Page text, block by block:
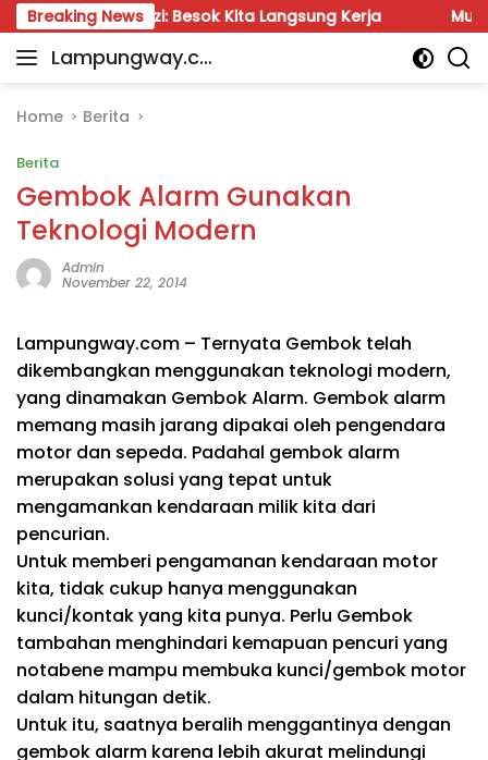
Skip
to
content
Breaking News
Fauzi: Besok Kita Langsung Kerja Munir: Jangan
Lampungway.co
Portal
Daerah
Terpercaya
dan
Terupdate
Home Berita
Berita
Gembok Alarm Gunakan
Teknologi Modern
Admin
November 22, 2014
Lampungway.com – Ternyata Gembok telah
dikembangkan menggunakan teknologi modern,
yang dinamakan Gembok Alarm. Gembok alarm
memang masih jarang dipakai oleh pengendara
motor dan sepeda. Padahal gembok alarm
merupakan solusi yang tepat untuk
mengamankan kendaraan milik kita dari
pencurian.
Untuk memberi pengamanan kendaraan motor
kita, tidak cukup hanya menggunakan
kunci/kontak yang kita punya. Perlu Gembok
tambahan menghindari kemapuan pencuri yang
notabene mampu membuka kunci/gembok motor
dalam hitungan detik.
Untuk itu, saatnya beralih menggantinya dengan
gembok alarm karena lebih akurat melindungi